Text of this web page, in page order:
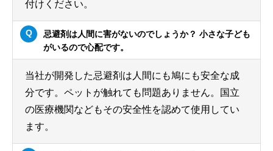
付けください。
忌避剤は人間に害がないのでしょうか？ 小さな子ども
がいるので心配です。
当社が開発した忌避剤は人間にも鳩にも安全な成
分です。ペットが触れても問題ありません。国立
の医療機関などもその安全性を認めて使用してい
ます。